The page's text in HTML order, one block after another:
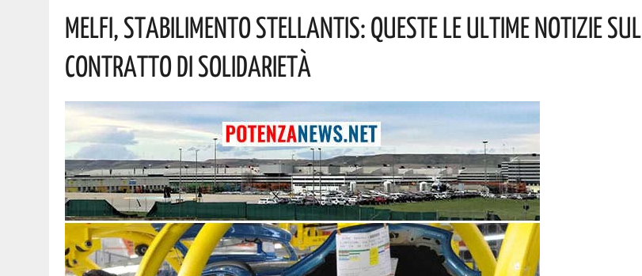
6 AGOSTO 2026 CONCORSO ASMEL 2026, VIA ALLE CANDIDATURE: OLTRE 1.000 COMUNI CERCANO IDONEI PER 39 PROFILI
6 AGOSTO 2026 | POTENZA: MINACCIAVA DI MORTE E INTIMIDIVA I CONDOMINI IN PROVINCIA! INTERVENUTA LA POLIZIA
Melfi, Stabilimento Stellantis: Queste Le Ultime Notizie Sul
Contratto Di Solidarietà